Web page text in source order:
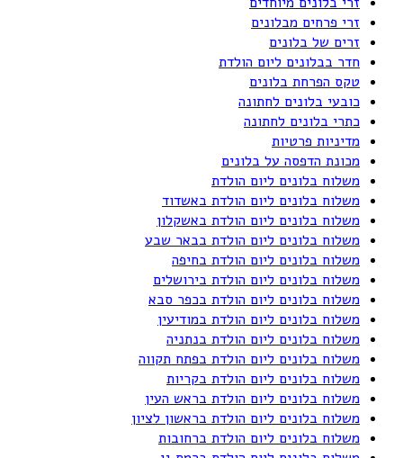
זרי פרחים מבלונים
זרים של בלונים
חדר בבלונים ליום הולדת
טקס הפרחת בלונים
כובעי בלונים לחתונה
כתרי בלונים לחתונה
מדיניות פרטיות
מכונת הדפסה על בלונים
משלוח בלונים ליום הולדת
משלוח בלונים ליום הולדת באשדוד
משלוח בלונים ליום הולדת באשקלון
משלוח בלונים ליום הולדת בבאר שבע
משלוח בלונים ליום הולדת בחיפה
משלוח בלונים ליום הולדת בירושלים
משלוח בלונים ליום הולדת בכפר סבא
משלוח בלונים ליום הולדת במודיעין
משלוח בלונים ליום הולדת בנתניה
משלוח בלונים ליום הולדת בפתח תקווה
משלוח בלונים ליום הולדת בקריות
משלוח בלונים ליום הולדת בראש העין
משלוח בלונים ליום הולדת בראשון לציון
משלוח בלונים ליום הולדת ברחובות